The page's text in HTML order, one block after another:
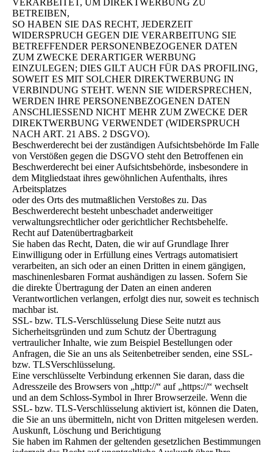
VERARBEITET, UM DIREKTWERBUNG ZU
BETREIBEN,
SO HABEN SIE DAS RECHT, JEDERZEIT
WIDERSPRUCH GEGEN DIE VERARBEITUNG SIE
BETREFFENDER PERSONENBEZOGENER DATEN
ZUM ZWECKE DERARTIGER WERBUNG
EINZULEGEN; DIES GILT AUCH FÜR DAS PROFILING,
SOWEIT ES MIT SOLCHER DIREKTWERBUNG IN
VERBINDUNG STEHT. WENN SIE WIDERSPRECHEN,
WERDEN IHRE PERSONENBEZOGENEN DATEN
ANSCHLIESSEND NICHT MEHR ZUM ZWECKE DER
DIREKTWERBUNG VERWENDET (WIDERSPRUCH
NACH ART. 21 ABS. 2 DSGVO).
Beschwerderecht bei der zuständigen Aufsichtsbehörde Im Falle
von Verstößen gegen die DSGVO steht den Betroffenen ein
Beschwerderecht bei einer Aufsichtsbehörde, insbesondere in
dem Mitgliedstaat ihres gewöhnlichen Aufenthalts, ihres
Arbeitsplatzes
oder des Orts des mutmaßlichen Verstoßes zu. Das
Beschwerderecht besteht unbeschadet anderweitiger
verwaltungsrechtlicher oder gerichtlicher Rechtsbehelfe.
Recht auf Datenübertragbarkeit
Sie haben das Recht, Daten, die wir auf Grundlage Ihrer
Einwilligung oder in Erfüllung eines Vertrags automatisiert
verarbeiten, an sich oder an einen Dritten in einem gängigen,
maschinenlesbaren Format aushändigen zu lassen. Sofern Sie
die direkte Übertragung der Daten an einen anderen
Verantwortlichen verlangen, erfolgt dies nur, soweit es technisch
machbar ist.
SSL- bzw. TLS-Verschlüsselung Diese Seite nutzt aus
Sicherheitsgründen und zum Schutz der Übertragung
vertraulicher Inhalte, wie zum Beispiel Bestellungen oder
Anfragen, die Sie an uns als Seitenbetreiber senden, eine SSL-
bzw. TLSVerschlüsselung.
Eine verschlüsselte Verbindung erkennen Sie daran, dass die
Adresszeile des Browsers von „http://“ auf „https://“ wechselt
und an dem Schloss-Symbol in Ihrer Browserzeile. Wenn die
SSL- bzw. TLS-Verschlüsselung aktiviert ist, können die Daten,
die Sie an uns übermitteln, nicht von Dritten mitgelesen werden.
Auskunft, Löschung und Berichtigung
Sie haben im Rahmen der geltenden gesetzlichen Bestimmungen